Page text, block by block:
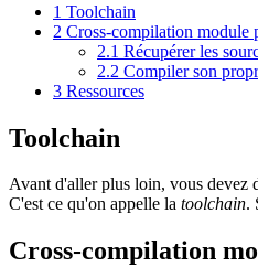
1 Toolchain
2 Cross-compilation module
2.1 Récupérer les
2.2 Compiler son
3 Ressources
Toolchain
Avant d'aller plus loin, vous devez
C'est ce qu'on appelle la toolchain.
Cross-compilation